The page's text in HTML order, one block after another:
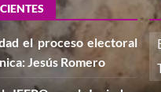
el proceso electoral
Jesús Romero